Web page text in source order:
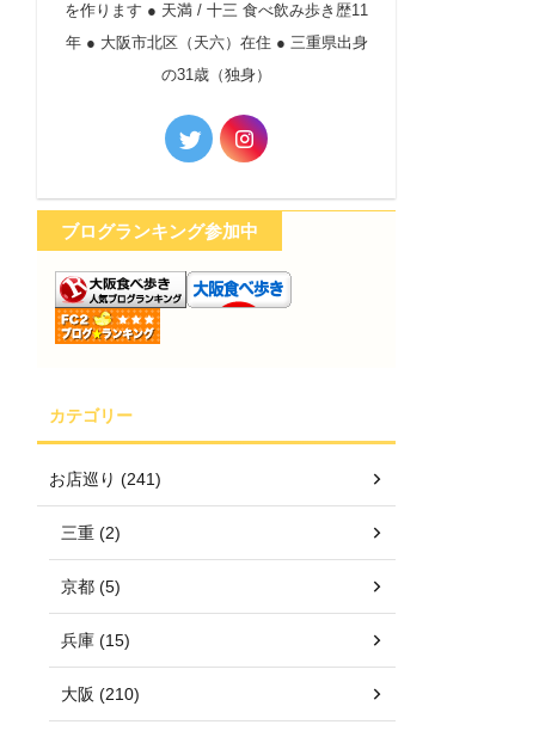
を作ります ● 天満 / 十三 食べ飲み歩き歴11
年 ● 大阪市北区（天六）在住 ● 三重県出身
の31歳（独身）
ブログランキング参加中
カテゴリー
お店巡り (241)
三重 (2)
京都 (5)
兵庫 (15)
大阪 (210)